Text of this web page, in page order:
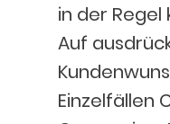
in der Regel
Auf
Einzelfällen